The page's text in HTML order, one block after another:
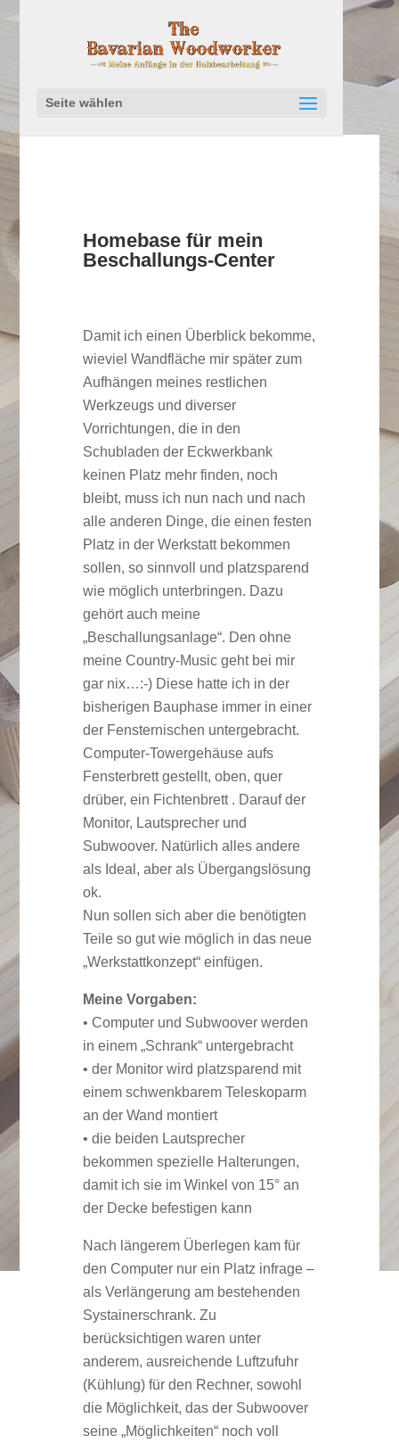
Seite wählen
Homebase für mein
Beschallungs-Center
Damit ich einen Überblick bekomme,
wieviel Wandfläche mir später zum
Aufhängen meines restlichen
Werkzeugs und diverser
Vorrichtungen, die in den
Schubladen der Eckwerkbank
keinen Platz mehr finden, noch
bleibt, muss ich nun nach und nach
alle anderen Dinge, die einen festen
Platz in der Werkstatt bekommen
sollen, so sinnvoll und platzsparend
wie möglich unterbringen. Dazu
gehört auch meine
„Beschallungsanlage“. Den ohne
meine Country-Music geht bei mir
gar nix…:-) Diese hatte ich in der
bisherigen Bauphase immer in einer
der Fensternischen untergebracht.
Computer-Towergehäuse aufs
Fensterbrett gestellt, oben, quer
drüber, ein Fichtenbrett . Darauf der
Monitor, Lautsprecher und
Subwoover. Natürlich alles andere
als Ideal, aber als Übergangslösung
ok.
Nun sollen sich aber die benötigten
Teile so gut wie möglich in das neue
„Werkstattkonzept“ einfügen.
Meine Vorgaben:
• Computer und Subwoover werden
in einem „Schrank“ untergebracht
• der Monitor wird platzsparend mit
einem schwenkbarem Teleskoparm
an der Wand montiert
• die beiden Lautsprecher
bekommen spezielle Halterungen,
damit ich sie im Winkel von 15° an
der Decke befestigen kann
Nach längerem Überlegen kam für
den Computer nur ein Platz infrage –
als Verlängerung am bestehenden
Systainerschrank. Zu
berücksichtigen waren unter
anderem, ausreichende Luftzufuhr
(Kühlung) für den Rechner, sowohl
die Möglichkeit, das der Subwoover
seine „Möglichkeiten“ noch voll